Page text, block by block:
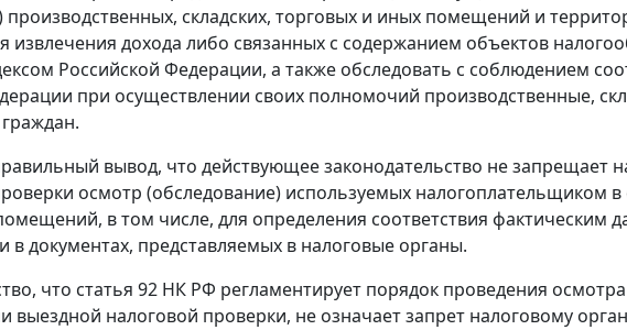
производственных, складских, торговых и иных помещений и
извлечения дохода либо связанных с содержанием объектов
Российской Федерации, а также обследовать с соблюдением
при осуществлении своих полномочий производственные,
вывод, что действующее законодательство не запрещает
осмотр (обследование) используемых налогоплательщиком
в том числе, для определения соответствия фактическим
в документах, представляемых в налоговые органы.
что статья 92 НК РФ регламентирует порядок проведения
выездной налоговой проверки, не означает запрет налоговому